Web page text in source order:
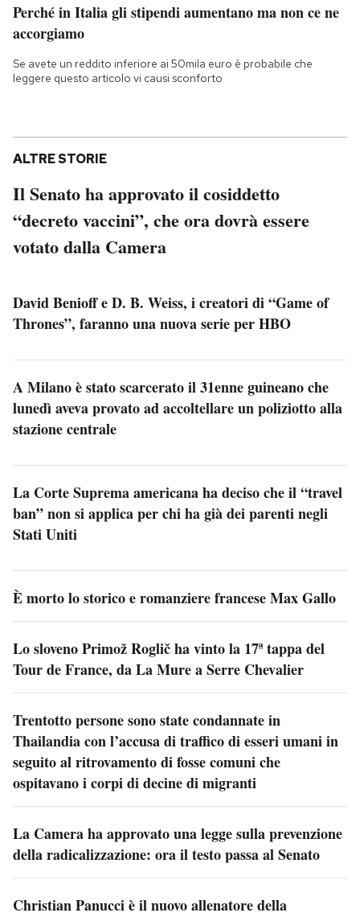
Perché in Italia gli stipendi aumentano ma non ce ne
accorgiamo
Se avete un reddito inferiore ai 50mila euro è probabile che
leggere questo articolo vi causi sconforto
ALTRE STORIE
Il Senato ha approvato il cosiddetto
“decreto vaccini”, che ora dovrà essere
votato dalla Camera
David Benioff e D. B. Weiss, i creatori di “Game of
Thrones”, faranno una nuova serie per HBO
A Milano è stato scarcerato il 31enne guineano che
lunedì aveva provato ad accoltellare un poliziotto alla
stazione centrale
La Corte Suprema americana ha deciso che il “travel
ban” non si applica per chi ha già dei parenti negli
Stati Uniti
È morto lo storico e romanziere francese Max Gallo
Lo sloveno Primož Roglič ha vinto la 17ª tappa del
Tour de France, da La Mure a Serre Chevalier
Trentotto persone sono state condannate in
Thailandia con l’accusa di traffico di esseri umani in
seguito al ritrovamento di fosse comuni che
ospitavano i corpi di decine di migranti
La Camera ha approvato una legge sulla prevenzione
della radicalizzazione: ora il testo passa al Senato
Christian Panucci è il nuovo allenatore della